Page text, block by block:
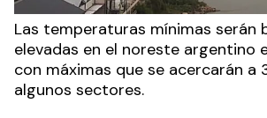
Las temperaturas mínimas serán
elevadas en el noreste argentino
con máximas que se acercarán a
algunos sectores.